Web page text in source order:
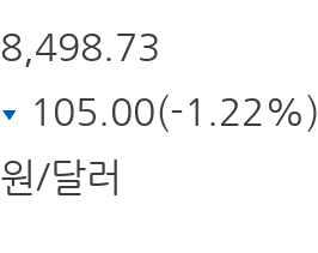
8,498.73
105.00(-1.22%)
원/달러